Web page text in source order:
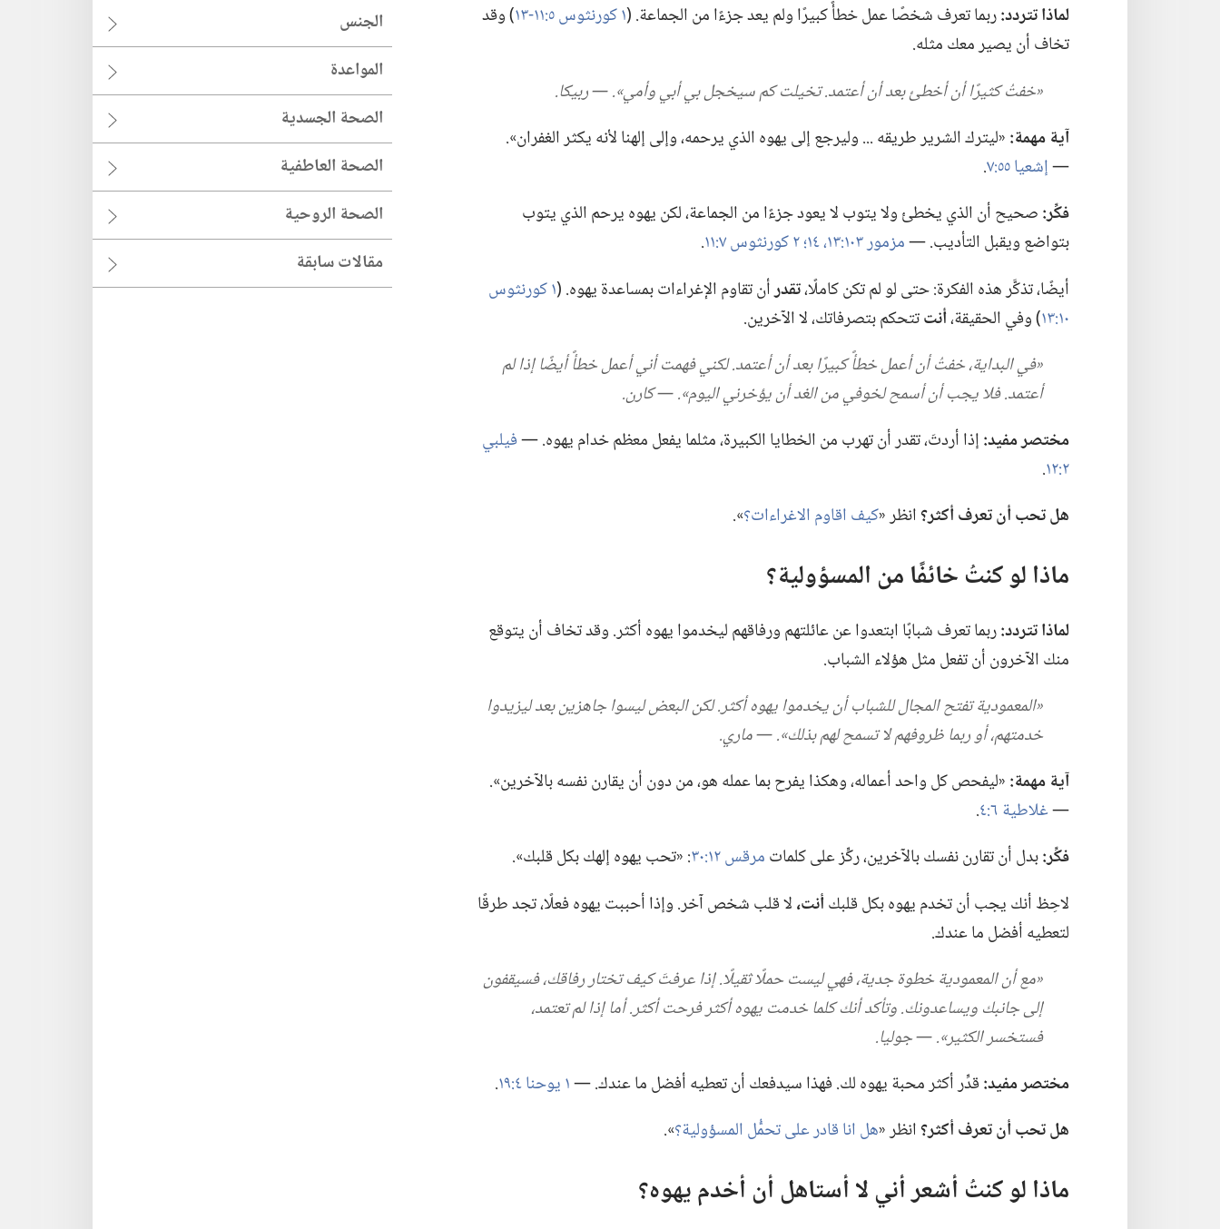
لماذا تتردد:‏ربما تعرف شخصًا عمل خطأً كبيرًا ولم يعد جزءًا من الجماعة.‏ (‏١ كورنثوس ٥:‏١١-‏١٣
‏)‏ وقد
تخاف أن يصير معك مثله.‏
‏«خفتُ كثيرًا أن أخطئ بعد أن أعتمد.‏ تخيلت كم سيخجل بي أبي وأمي».‏ —‏ ربيكا.‏
آية مهمة:‏«ليترك الشرير طريقه .‏.‏.‏ وليرجع إلى يهوه الذي يرحمه،‏ وإلى إلهنا لأنه يكثر الغفران».‏
—‏إشعيا ٥٥:‏٧
‏.‏
فكِّر:‏صحيح أن الذي يخطئ ولا يتوب لا يعود جزءًا من الجماعة،‏ لكن يهوه يرحم الذي يتوب
بتواضع ويقبل التأديب.‏ —‏مزمور ١٠٣:‏١٣،‏ ١٤؛‏
‏.‏
أيضًا،‏ تذكَّر هذه الفكرة:‏ حتى لو لم تكن كاملًا،‏تقدرأن تقاوم الإغراءات بمساعدة يهوه.‏ (‏ ١ كورنثوس
١٠:‏١٣
‏)‏ وفي الحقيقة،‏أنتتتحكم بتصرفاتك،‏ لا الآخرين.‏
‏«في البداية،‏ خفتُ أن أعمل خطأً كبيرًا بعد أن أعتمد.‏ لكني فهمت أني أعمل خطأً أيضًا إذا لم
أعتمد.‏ فلا يجب أن أسمح لخوفي من الغد أن يؤخرني اليوم».‏ —‏ كارن.‏
مختصر مفيد:‏إذا أردتَ،‏ تقدر أن تهرب من الخطايا الكبيرة،‏ مثلما يفعل معظم خدام يهوه.‏ —‏فيلبي
٢:‏١٢
‏.‏
هل تحب أن تعرف أكثر؟‏انظر «‏كيف اقاوم الاغراءات؟‏‏».‏
ماذا لو كنتُ خائفًا من المسؤولية؟‏
لماذا تتردد:‏ربما تعرف شبابًا ابتعدوا عن عائلتهم ورفاقهم ليخدموا يهوه أكثر.‏ وقد تخاف أن يتوقع
منك الآخرون أن تفعل مثل هؤلاء الشباب.‏
‏«المعمودية تفتح المجال للشباب أن يخدموا يهوه أكثر.‏ لكن البعض ليسوا جاهزين بعد ليزيدوا
خدمتهم،‏ أو ربما ظروفهم لا تسمح لهم بذلك».‏ —‏ ماري.‏
آية مهمة:‏«ليفحص كل واحد أعماله،‏ وهكذا يفرح بما عمله هو،‏ من دون أن يقارن نفسه بالآخرين».‏
—‏غلاطية ٦:‏٤
‏.‏
فكِّر:‏بدل أن تقارن نفسك بالآخرين،‏ ركِّز على كلماتمرقس ١٢:‏٣٠
‏:‏ «تحب يهوه إلهك بكل قلبك».‏
لاحِظ أنك يجب أن تخدم يهوه بكل قلبكأنت،‏لا قلب شخص آخر.‏ وإذا أحببت يهوه فعلًا،‏ تجد طرقًا
لتعطيه أفضل ما عندك.‏
‏«مع أن المعمودية خطوة جدية،‏ فهي ليست حملًا ثقيلًا.‏ إذا عرفتَ كيف تختار رفاقك،‏ فسيقفون
إلى جانبك ويساعدونك.‏ وتأكد أنك كلما خدمت يهوه أكثر فرحت أكثر.‏ أما إذا لم تعتمد،‏
فستخسر الكثير».‏ —‏ جوليا.‏
مختصر مفيد:‏قدِّر أكثر محبة يهوه لك.‏ فهذا سيدفعك أن تعطيه أفضل ما عندك.‏ —‏١ يوحنا ٤:‏١٩
‏.‏
هل تحب أن تعرف أكثر؟‏انظر «‏هل انا قادر على تحمُّل المسؤولية؟‏‏».‏
ماذا لو كنتُ أشعر أني لا أستاهل أن أخدم يهوه؟‏
الجنس
المواعدة
الصحة الجسدية
الصحة العاطفية
الصحة الروحية
مقالات سابقة